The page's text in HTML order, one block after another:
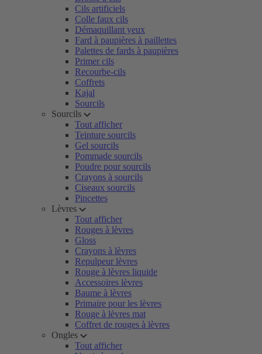
Cils artificiels
Colle faux cils
Démaquillant yeux
Fard à paupières à paillettes
Palettes de fards à paupières
Primer cils
Recourbe-cils
Coffrets
Kajal
Sourcils
Sourcils
Tout afficher
Teinture sourcils
Gel sourcils
Pommade sourcils
Poudre pour sourcils
Crayons à sourcils
Ciseaux sourcils
Pincettes
Lèvres
Tout afficher
Rouges à lèvres
Gloss
Crayons à lèvres
Repulpeur lèvres
Rouge à lèvres liquide
Accessoires lèvres
Baume à lèvres
Primaire pour les lèvres
Rouge à lèvres mat
Coffret de rouges à lèvres
Ongles
Tout afficher